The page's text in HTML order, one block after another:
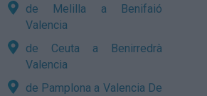
de Melilla a Benifaió
Valencia
de Ceuta a Benirredrà
Valencia
de Pamplona a Valencia De